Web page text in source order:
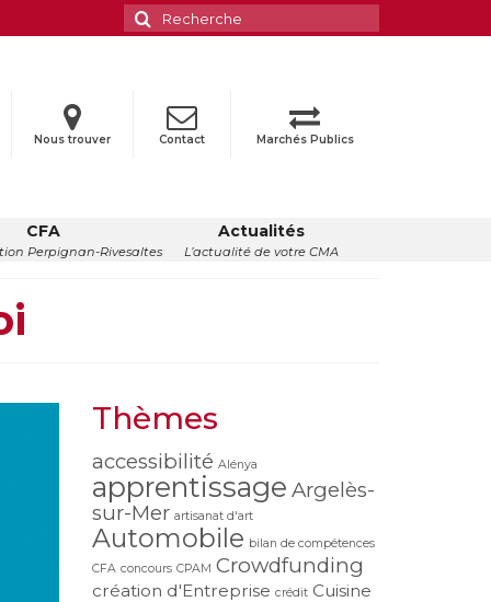
Rechercher
:
Nous trouver Contact Marchés Publics
CFA
Perpignan-Rivesaltes
Actualités
L’actualité de votre CMA
Thèmes
accessibilité Alénya
apprentissage Argelès-
sur-Mer artisanat d'art
Automobile bilan de compétences
CFA concours CPAM Crowdfunding
création d'Entreprise crédit Cuisine